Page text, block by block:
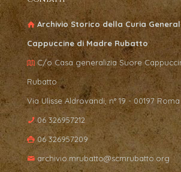
Archivio Storico della Curia
Cappuccine di Madre Rubatto
C/o Casa generalizia Suore
Rubatto
Via Ulisse Aldrovandi, n° 19 - 00197 Roma
06 326957212
06 326957209
archivio.mrubatto@scmrubatto.org